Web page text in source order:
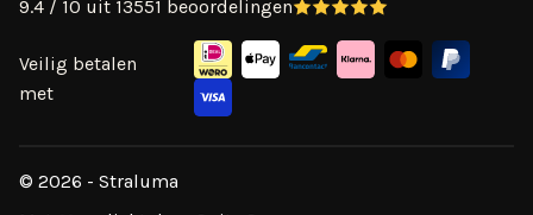
9.4 / 10 uit 13551 beoordelingen
Veilig betalen
met
© 2026 - Straluma